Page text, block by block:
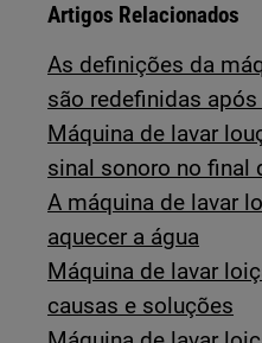
Artigos Relacionados
As definições da
são redefinidas
Máquina de lavar
sinal sonoro no final
A máquina de lavar
aquecer a água
Máquina de lavar
causas e soluções